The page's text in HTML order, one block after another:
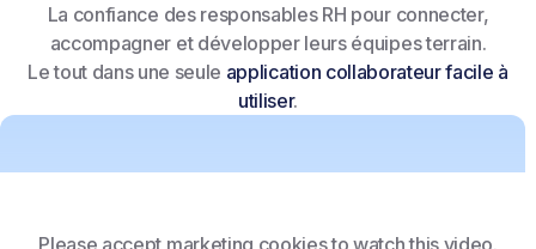
La confiance des responsables RH pour connecter,
accompagner et développer leurs équipes terrain.
Le tout dans une seule application collaborateur facile à
utiliser.
Please accept marketing cookies to watch this video.